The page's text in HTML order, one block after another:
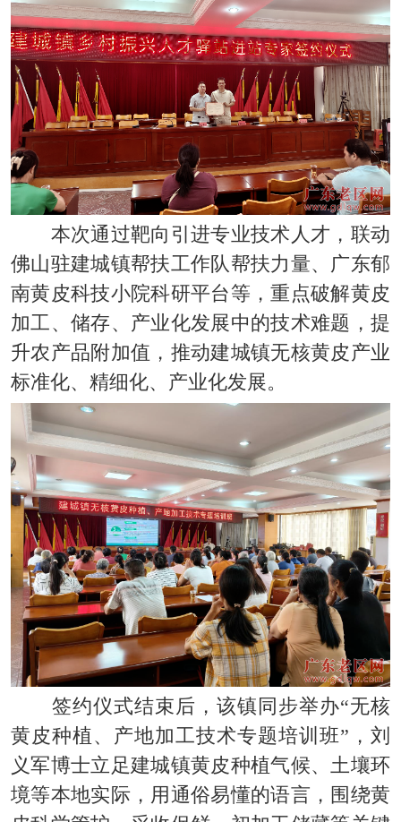
本次通过靶向引进专业技术人才，联动
佛山驻建城镇帮扶工作队帮扶力量、广东郁
南黄皮科技小院科研平台等，重点破解黄皮
加工、储存、产业化发展中的技术难题，提
升农产品附加值，推动建城镇无核黄皮产业
标准化、精细化、产业化发展。
签约仪式结束后，该镇同步举办“无核
黄皮种植、产地加工技术专题培训班”，刘
义军博士立足建城镇黄皮种植气候、土壤环
境等本地实际，用通俗易懂的语言，围绕黄